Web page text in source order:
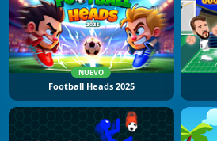
NUEVO
Football Heads 2025